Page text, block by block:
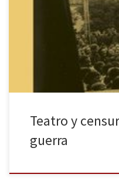
a la censura franquista,
refiere al campo teatral, los
como los dedicados a la
país, tanto en el […]
Teatro y
guerra